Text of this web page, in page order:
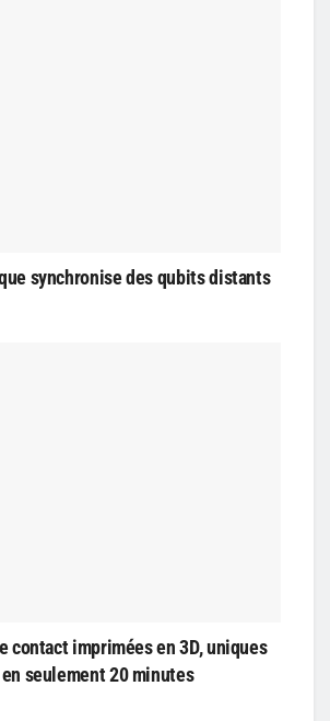
synchronise des qubits distants
contact imprimées en 3D, uniques
seulement 20 minutes